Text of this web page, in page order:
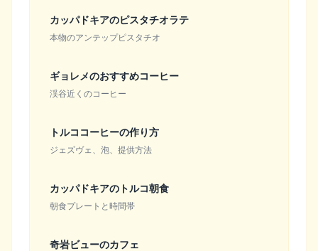
カッパドキアのピスタチオラテ
本物のアンテップピスタチオ
ギョレメのおすすめコーヒー
渓谷近くのコーヒー
トルココーヒーの作り方
ジェズヴェ、泡、提供方法
カッパドキアのトルコ朝食
朝食プレートと時間帯
奇岩ビューのカフェ